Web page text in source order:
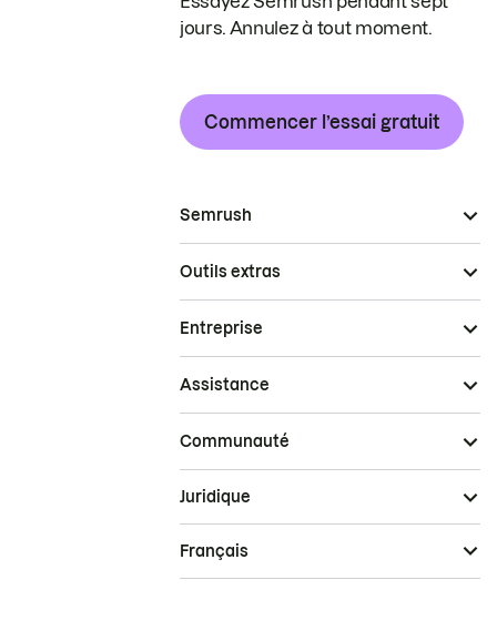
jours. Annulez à tout moment.
Commencer l’essai gratuit
Semrush
Outils extras
Entreprise
Assistance
Communauté
Juridique
Français